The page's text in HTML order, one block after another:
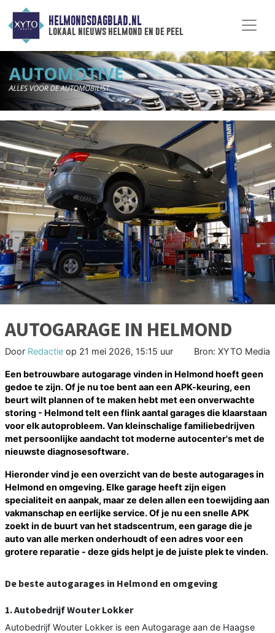
HELMONDSDAGBLAD.NL
lokaal nieuws helmond en de peel
AUTOGARAGE IN HELMOND
Door Redactie op 21 mei 2026, 15:15 uur Bron: XYTO Media
Een betrouwbare autogarage vinden in Helmond hoeft geen
gedoe te zijn. Of je nu toe bent aan een APK-keuring, een
beurt wilt plannen of te maken hebt met een onverwachte
storing - Helmond telt een flink aantal garages die klaarstaan
voor elk autoprobleem. Van kleinschalige familiebedrijven
met persoonlijke aandacht tot moderne autocenter's met de
nieuwste diagnosesoftware.
Hieronder vind je een overzicht van de beste autogarages in
Helmond en omgeving. Elke garage heeft zijn eigen
specialiteit en aanpak, maar ze delen allen een toewijding aan
vakmanschap en eerlijke service. Of je nu een snelle APK
zoekt in de buurt van het stadscentrum, een garage die je
auto van alle merken onderhoudt of een adres voor een
grotere reparatie - deze gids helpt je de juiste plek te vinden.
De beste autogarages in Helmond en omgeving
1. Autobedrijf Wouter Lokker
Autobedrijf Wouter Lokker is een Autogarage aan de Haagse